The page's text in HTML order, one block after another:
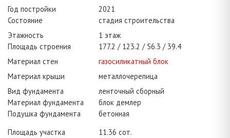
Год постройки
2021
Состояние
стадия строительства
Этажность
1 этаж
Площадь строения
177.2 123.2 56.3
39.4
Материал стен
газосиликатный блок
Материал крыши
металлочерепица
Вид фундамента
ленточный сборный
Материал фундамента
блок демлер
Подушка фундамента
бетонная
Площадь участка
11.36 сот.